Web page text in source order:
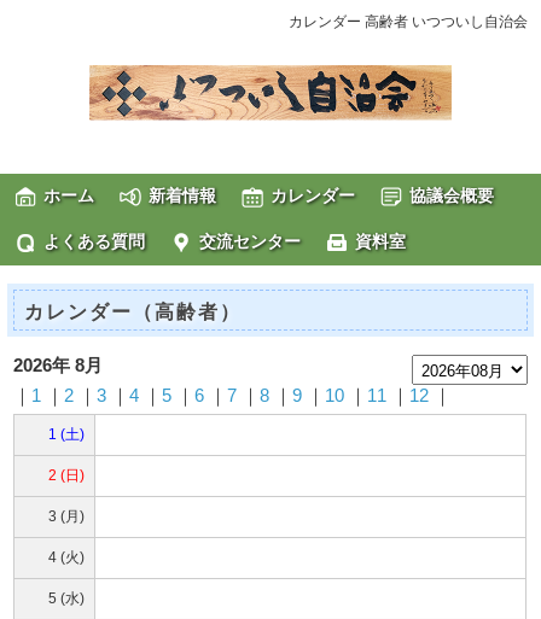
カレンダー 高齢者 いつついし自治会
ホーム 新着情報 カレンダー 協議会概要
よくある質問 交流センター 資料室
カレンダー（高齢者）
2026年 8月
1 2 ｜3 ｜4 ｜5 ｜6 ｜7 ｜8 ｜9 10 11 12
1 (土)
2 (日)
3 (月)
4 (火)
5 (水)